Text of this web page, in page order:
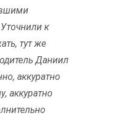
к
тут же
Даниил
аккуратно
аккуратно